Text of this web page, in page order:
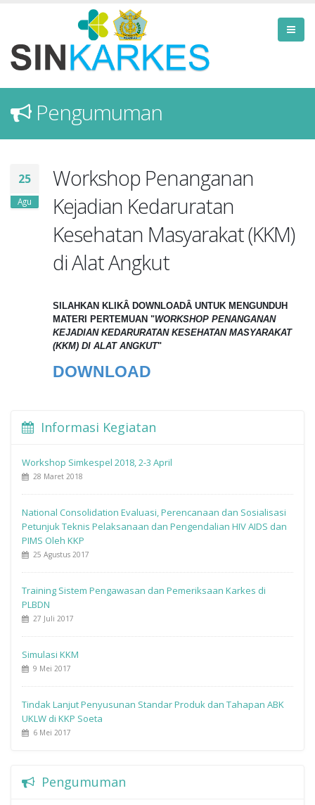
Pengumuman
25
Agu
Workshop Penanganan
Kejadian Kedaruratan
Kesehatan Masyarakat (KKM)
di Alat Angkut
SILAHKAN KLIKÂ DOWNLOADÂ UNTUK MENGUNDUH
MATERI PERTEMUAN "WORKSHOP PENANGANAN
KEJADIAN KEDARURATAN KESEHATAN MASYARAKAT
(KKM) DI ALAT ANGKUT"
DOWNLOAD
Informasi Kegiatan
Workshop Simkespel 2018, 2-3 April
28 Maret 2018
National Consolidation Evaluasi, Perencanaan dan Sosialisasi
Petunjuk Teknis Pelaksanaan dan Pengendalian HIV AIDS dan
PIMS Oleh KKP
25 Agustus 2017
Training Sistem Pengawasan dan Pemeriksaan Karkes di
PLBDN
27 Juli 2017
Simulasi KKM
9 Mei 2017
Tindak Lanjut Penyusunan Standar Produk dan Tahapan ABK
UKLW di KKP Soeta
6 Mei 2017
Pengumuman